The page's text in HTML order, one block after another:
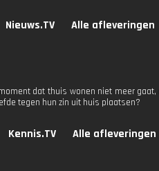
Nieuws.TV Alle afleveringen
dat thuis wonen niet meer
tegen hun zin uit huis plaatsen?
Kennis.TV Alle afleveringen